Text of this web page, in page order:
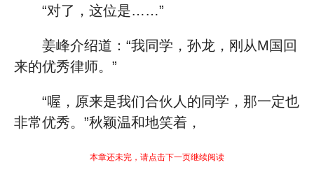
“对了，这位是……”
姜峰介绍道：“我同学，孙龙，刚从M国回
来的优秀律师。”
“喔，原来是我们合伙人的同学，那一定也
非常优秀。”秋颖温和地笑着，
本章还未完，请点击下一页继续阅读